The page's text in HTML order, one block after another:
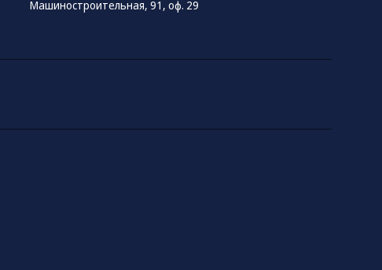
Машиностроительная, 91, оф. 29